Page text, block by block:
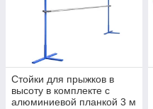
Стойки для прыжков в
высоту в комплекте с
алюминиевой планкой 3 м